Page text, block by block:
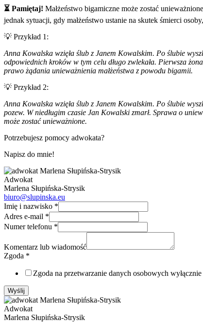
⏳ Pamiętaj! Małżeństwo bigamiczne może zostać
jednak sytuacji, gdy małżeństwo ustanie na skutek śmierci
💡 Przykład 1:
Anna Kowalska wzięła ślub z Janem Kowalskim. Po ślubie
odpowiednich kroków w tym celu długo zwlekała. Pierwsza
prawo żądania unieważnienia małżeństwa z powodu bigamii.
💡 Przykład 2:
Anna Kowalska wzięła ślub z Janem Kowalskim. Po ślubie
pozew. W niedługim czasie Jan Kowalski zmarł. Sprawa o
może zostać unieważnione.
Potrzebujesz pomocy adwokata?
Napisz do mnie!
Adwokat
Marlena Słupińska-Strysik
biuro@slupinska.eu
Imię i nazwisko *
Adres e-mail *
Numer telefonu *
Komentarz lub wiadomość
Zgoda *
Zgoda na przetwarzanie danych osobowych
Wyślij
Adwokat
Marlena Słupińska-Strysik